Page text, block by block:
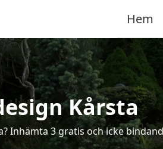
Hem
Kårsta
3 gratis och icke